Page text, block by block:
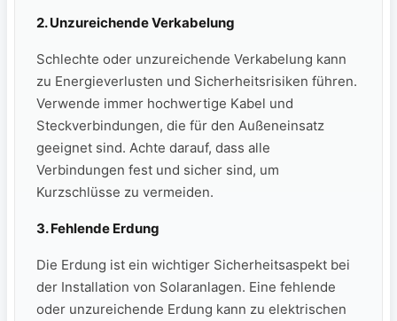
2. Unzureichende Verkabelung
Schlechte oder unzureichende Verkabelung kann
zu Energieverlusten und Sicherheitsrisiken führen.‌
Verwende immer hochwertige Kabel und
Steckverbindungen, ⁤die für den Außeneinsatz
geeignet sind. Achte darauf, dass alle
Verbindungen fest⁢ und sicher sind, um
Kurzschlüsse zu vermeiden.
3. Fehlende Erdung
Die Erdung ist ein‌ wichtiger⁣ Sicherheitsaspekt ‌bei
der Installation von Solaranlagen. Eine fehlende
oder unzureichende Erdung kann zu elektrischen